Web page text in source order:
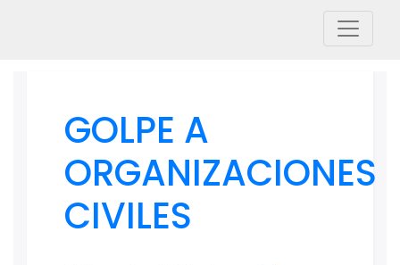
GOLPE A
ORGANIZACIONES
CIVILES